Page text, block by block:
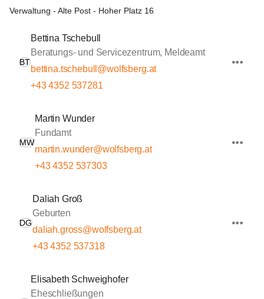
Verwaltung - Alte Post - Hoher Platz 16
BT
Bettina Tschebull
Beratungs- und Servicezentrum, Meldeamt
bettina.tschebull@wolfsberg.at
+43 4352 537281
MW
Martin Wunder
Fundamt
martin.wunder@wolfsberg.at
+43 4352 537303
DG
Daliah Groß
Geburten
daliah.gross@wolfsberg.at
+43 4352 537318
Elisabeth Schweighofer
Eheschließungen